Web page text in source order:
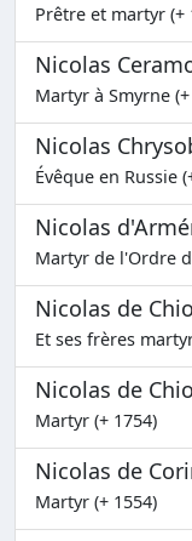
Prêtre et martyr (+
Nicolas
Martyr à Smyrne
Nicolas
Évêque en Russie
Nicolas
Martyr de l'Ordre
Nicolas de
Et ses frères
Nicolas de
Martyr (+ 1754)
Nicolas de
Martyr (+ 1554)